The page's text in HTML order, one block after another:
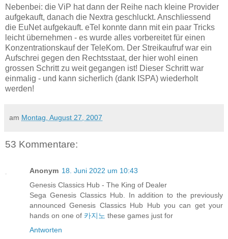
Nebenbei: die ViP hat dann der Reihe nach kleine Provider
aufgekauft, danach die Nextra geschluckt. Anschliessend
die EuNet aufgekauft. eTel konnte dann mit ein paar Tricks
leicht übernehmen - es wurde alles vorbereitet für einen
Konzentrationskauf der TeleKom. Der Streikaufruf war ein
Aufschrei gegen den Rechtsstaat, der hier wohl einen
grossen Schritt zu weit gegangen ist! Dieser Schritt war
einmalig - und kann sicherlich (dank ISPA) wiederholt
werden!
am Montag, August 27, 2007
53 Kommentare:
Anonym 18. Juni 2022 um 10:43
Genesis Classics Hub - The King of Dealer
Sega Genesis Classics Hub. In addition to the previously
announced Genesis Classics Hub Hub you can get your
hands on one of 카지노 these games just for
Antworten